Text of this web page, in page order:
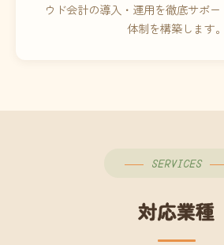
ウド会計の導入・運用を徹底サポ
体制を構築します。
SERVICES
対応業種